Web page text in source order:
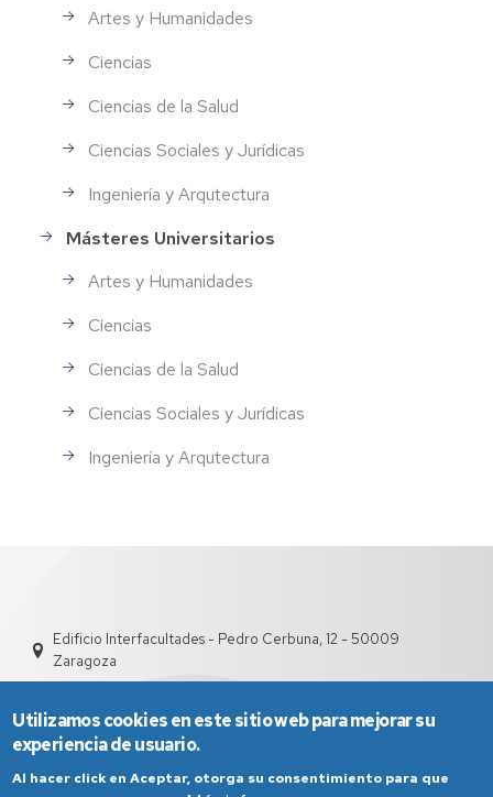
Artes y Humanidades
Ciencias
Ciencias de la Salud
Ciencias Sociales y Jurídicas
Ingeniería y Arqutectura
Másteres Universitarios
Artes y Humanidades
Ciencias
Ciencias de la Salud
Ciencias Sociales y Jurídicas
Ingeniería y Arqutectura
Edificio Interfacultades - Pedro Cerbuna, 12 - 50009
Zaragoza
Utilizamos cookies en este sitio web para mejorar su
experiencia de usuario.
Al hacer click en Aceptar, otorga su consentimiento para que